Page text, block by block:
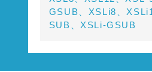
GSUB、XSLi8、
SUB、XSLi-GSUB